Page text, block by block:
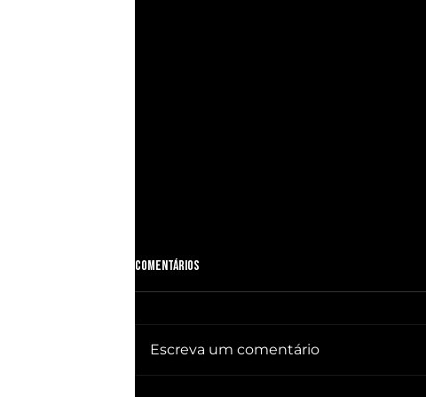
Comentários
Escreva um comentário